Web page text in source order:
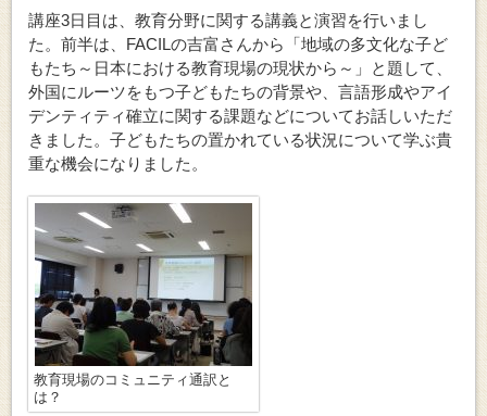
講座3日目は、教育分野に関する講義と演習を行いまし
た。前半は、FACILの吉富さんから「地域の多文化な子ど
もたち～日本における教育現場の現状から～」と題して、
外国にルーツをもつ子どもたちの背景や、言語形成やアイ
デンティティ確立に関する課題などについてお話しいただ
きました。子どもたちの置かれている状況について学ぶ貴
重な機会になりました。
教育現場のコミュニティ通訳と
は？